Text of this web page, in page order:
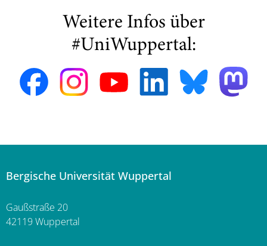
Weitere Infos über
#UniWuppertal:
Bergische Universität Wuppertal
Gaußstraße 20
42119 Wuppertal